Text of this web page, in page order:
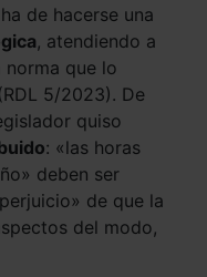
de hacerse una
, atendiendo a
que lo
5/2023). De
quiso
: «las horas
deben ser
de que la
del modo,